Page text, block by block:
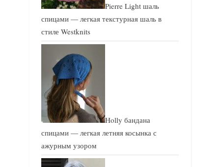
Pierre Light шаль
спицами — легкая текстурная шаль в
стиле Westknits
Holly бандана
спицами — легкая летняя косынка с
ажурным узором